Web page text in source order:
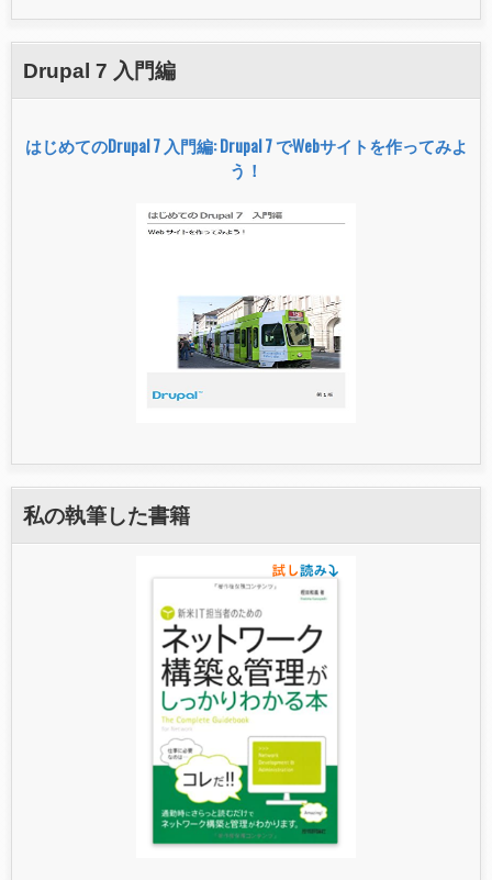
Drupal 7 入門編
はじめてのDrupal 7 入門編: Drupal 7 でWebサイトを作ってみよ
う！
私の執筆した書籍